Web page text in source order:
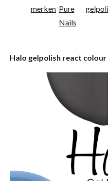
merken Pure
Nails
Halo gelpolish react